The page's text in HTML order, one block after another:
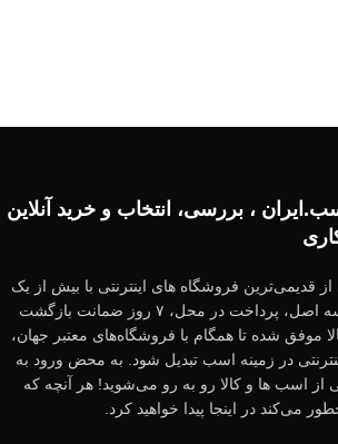
، بررسی، انتخاب و خرید آنلاین
قدیمی‌ترین فروشگاه های اینترنتی با بیش از یک
دهه تجربه، با پایبندی به سه اصل، پرداخت در محل، ۷ روز ضمانت بازگشت
موفق شده تا همگام با فروشگاه‌های معتبر جهان،
در زمینه اسب تبدیل شود. به محض ورود به
از اسب ها و کالا رو به رو می‌شوید! هر آنچه که
می‌کند در اینجا پیدا خواهید کرد.